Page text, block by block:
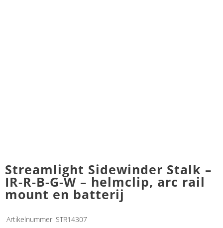
Streamlight Sidewinder Stalk –
IR-R-B-G-W – helmclip, arc rail
mount en batterij
Artikelnummer STR14307